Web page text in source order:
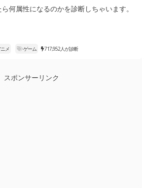
何属性になるのかを診断しちゃいます。
メ ゲーム 717,952人が診断
スポンサーリンク